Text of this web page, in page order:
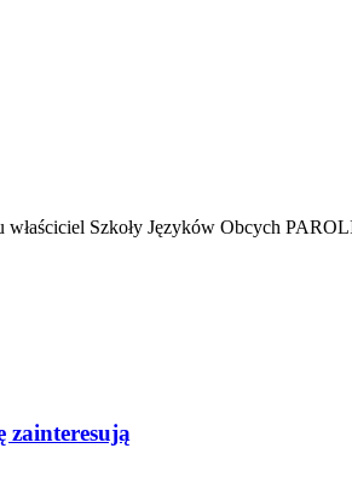
właściciel Szkoły Języków Obcych
zainteresują